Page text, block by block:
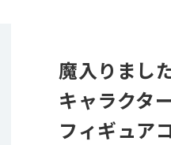
魔入りまし
キャラクタ
フィギュア